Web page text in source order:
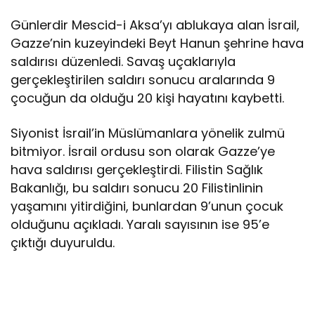
Günlerdir Mescid-i Aksa’yı ablukaya alan İsrail,
Gazze’nin kuzeyindeki Beyt Hanun şehrine hava
saldırısı düzenledi. Savaş uçaklarıyla
gerçekleştirilen saldırı sonucu aralarında 9
çocuğun da olduğu 20 kişi hayatını kaybetti.
Siyonist İsrail’in Müslümanlara yönelik zulmü
bitmiyor. İsrail ordusu son olarak Gazze’ye
hava saldırısı gerçekleştirdi. Filistin Sağlık
Bakanlığı, bu saldırı sonucu 20 Filistinlinin
yaşamını yitirdiğini, bunlardan 9’unun çocuk
olduğunu açıkladı. Yaralı sayısının ise 95’e
çıktığı duyuruldu.